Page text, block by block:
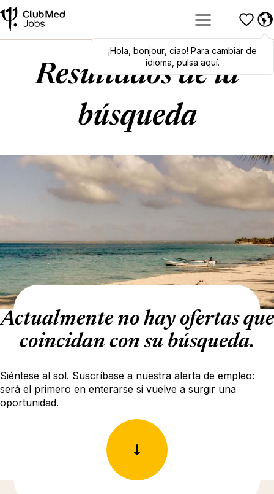
Hola,bonjour,ciao! To switch
languages, click here!
¡Hola bonjour, ciao! Para cambiar de
idioma, pulsa aquí.
Resultados de la
búsqueda
Actualmente no hay ofertas que
coincidan con su búsqueda.
Siéntese al sol. Suscríbase a nuestra alerta de empleo:
será el primero en enterarse si vuelve a surgir una
oportunidad.